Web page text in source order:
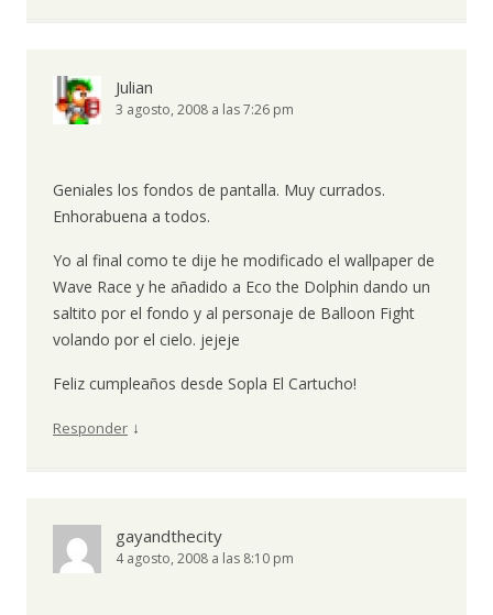
Julian
3 agosto, 2008 a las 7:26 pm
Geniales los fondos de pantalla. Muy currados.
Enhorabuena a todos.
Yo al final como te dije he modificado el wallpaper de
Wave Race y he añadido a Eco the Dolphin dando un
saltito por el fondo y al personaje de Balloon Fight
volando por el cielo. jejeje
Feliz cumpleaños desde Sopla El Cartucho!
Responder ↓
gayandthecity
4 agosto, 2008 a las 8:10 pm